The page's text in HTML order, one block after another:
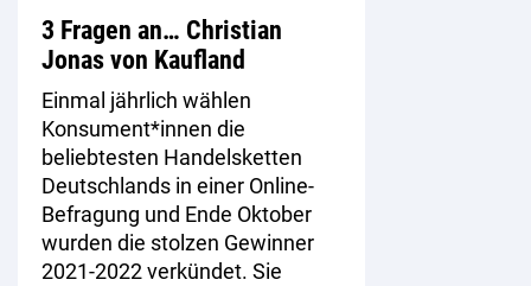
3 Fragen an… Christian
Jonas von Kaufland
Einmal jährlich wählen
Konsument*innen die
beliebtesten Handelsketten
Deutschlands in einer Online-
Befragung und Ende Oktober
wurden die stolzen Gewinner
2021-2022 verkündet. Sie